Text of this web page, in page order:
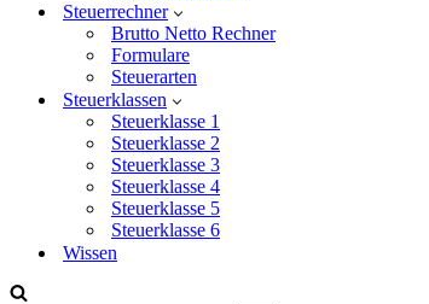
Steuerrechner
Brutto Netto Rechner
Formulare
Steuerarten
Steuerklassen
Steuerklasse 1
Steuerklasse 2
Steuerklasse 3
Steuerklasse 4
Steuerklasse 5
Steuerklasse 6
Wissen